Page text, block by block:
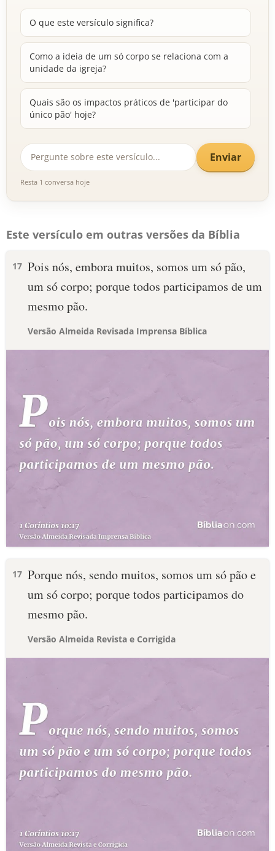
O que este versículo significa?
Como a ideia de um só corpo se relaciona com a
unidade da igreja?
Quais são os impactos práticos de 'participar do
único pão' hoje?
Enviar
Resta 1 conversa hoje
Este versículo em outras versões da Bíblia
17 Pois nós, embora muitos, somos um só pão,
um só corpo; porque todos participamos de um
mesmo pão.
Versão Almeida Revisada Imprensa Bíblica
17 Porque nós, sendo muitos, somos um só pão e
um só corpo; porque todos participamos do
mesmo pão.
Versão Almeida Revista e Corrigida